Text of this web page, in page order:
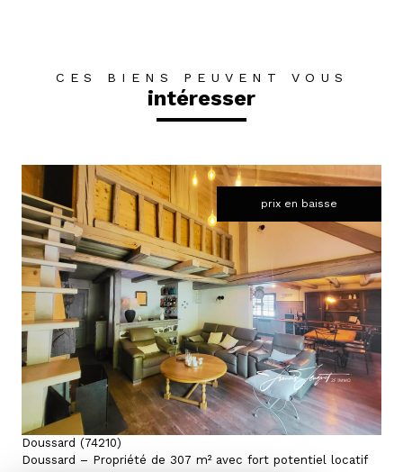
CES BIENS PEUVENT VOUS
intéresser
prix en baisse
voir le bien
Doussard (74210)
Doussard – Propriété de 307 m² avec fort potentiel locatif